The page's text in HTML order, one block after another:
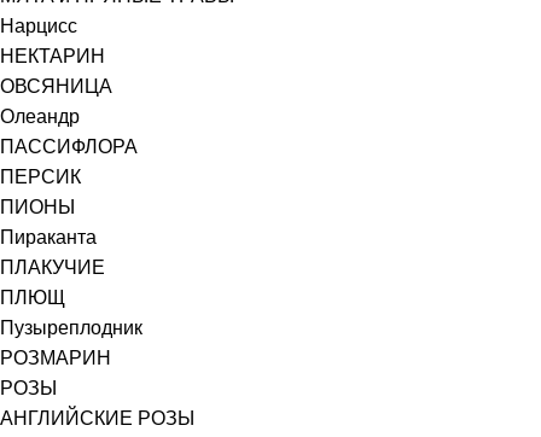
Нарцисс
НЕКТАРИН
ОВСЯНИЦА
Олеандр
ПАССИФЛОРА
ПЕРСИК
ПИОНЫ
Пираканта
ПЛАКУЧИЕ
ПЛЮЩ
Пузыреплодник
РОЗМАРИН
РОЗЫ
АНГЛИЙСКИЕ РОЗЫ